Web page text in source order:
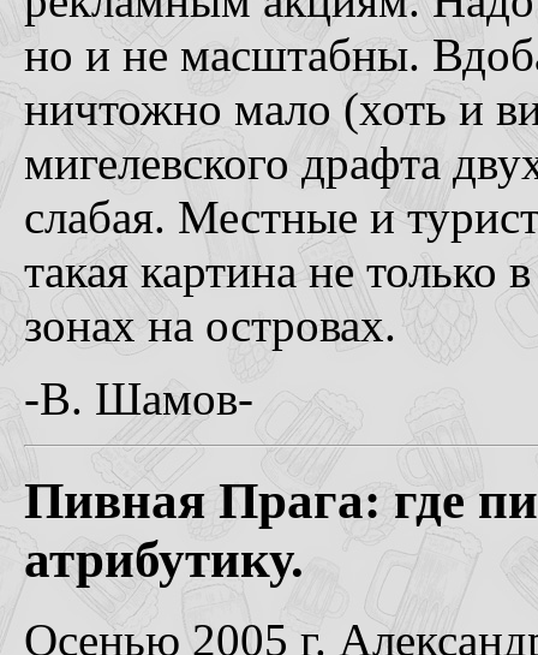
но и не масштабны.
ничтожно мало (хоть и
мигелевского драфта
слабая. Местные и
такая картина не только
зонах на островах.
-В. Шамов-
Пивная Прага: где
атрибутику.
Осенью 2005 г.